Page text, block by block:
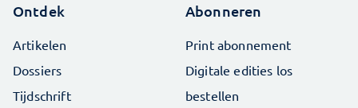
Ontdek
Artikelen
Dossiers
Tijdschrift
Abonneren
Print abonnement
Digitale edities los
bestellen